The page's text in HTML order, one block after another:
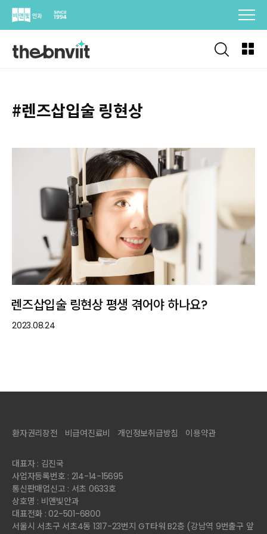
Skip
#렌즈삽입술 링현상
렌즈삽입술 링현상 평생 겪어야 하나요?
2023.08.24
환자권리장전 비급여진료비 개인정보취급방침 이용약관
대표자 : 김진국
사업자등록번호 : 214-14-15695
통신판매업신고 : 서초 0633호
상호명 : 비앤빛안과
대표전화 : 02-501-6800
서울시 서초구 서초4동 1317-23번지 GT타워 B2층 (강남역 9번출구 앞